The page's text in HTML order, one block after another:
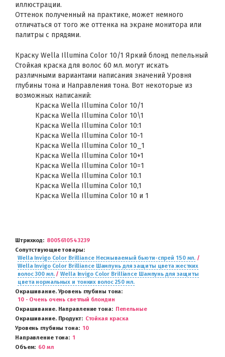
иллюстрации.
Оттенок полученный на практике, может немного
отличаться от того же оттенка на экране монитора или
палитры с прядями.
Краску Wella Illumina Color 10/1 Яркий блонд пепельный
Стойкая краска для волос 60 мл. могут искать
различными вариантами написания значений Уровня
глубины тона и Направления тона. Вот некоторые из
возможных написаний:
Краска Wella Illumina Color 10/1
Краска Wella Illumina Color 10\1
Краска Wella Illumina Color 10:1
Краска Wella Illumina Color 10-1
Краска Wella Illumina Color 10_1
Краска Wella Illumina Color 10+1
Краска Wella Illumina Color 10=1
Краска Wella Illumina Color 10.1
Краска Wella Illumina Color 10,1
Краска Wella Illumina Color 10 и 1
Штрихкод
8005610543239
Сопутствующие товары
Wella Invigo Color Brilliance Несмываемый бьюти-спрей 150 мл. /
Wella Invigo Color Brilliance Шампунь для защиты цвета жестких
волос 300 мл./Wella Invigo Color Brilliance Шампунь для защиты
цвета нормальных и тонких волос 250 мл.
Окрашивание. Уровень глубины тона
10 - Очень очень светлый блондин
Окрашивание. Направление тона
Пепельные
Окрашивание. Продукт
Стойкая краска
Уровень глубины тона
10
Направление тона
1
Объем
60 мл